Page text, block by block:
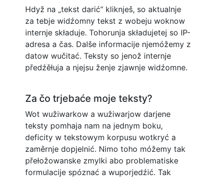
Hdyž na „tekst darić“ kliknješ, so aktualnje
za tebje widźomny tekst z wobeju woknow
internje składuje. Tohorunja składujetej so IP-
adresa a čas. Dalše informacije njemóžemy z
datow wučitać. Teksty so jenož internje
předźěłuja a njejsu ženje zjawnje widźomne.
Za čo trjebaće moje teksty?
Wot wužiwarkow a wužiwarjow darjene
teksty pomhaja nam na jednym boku,
deficity w tekstowym korpusu wotkryć a
zaměrnje dopjelnić. Nimo toho móžemy tak
přełožowanske zmylki abo problematiske
formulacije spóznać a wuporjedźić. Tak